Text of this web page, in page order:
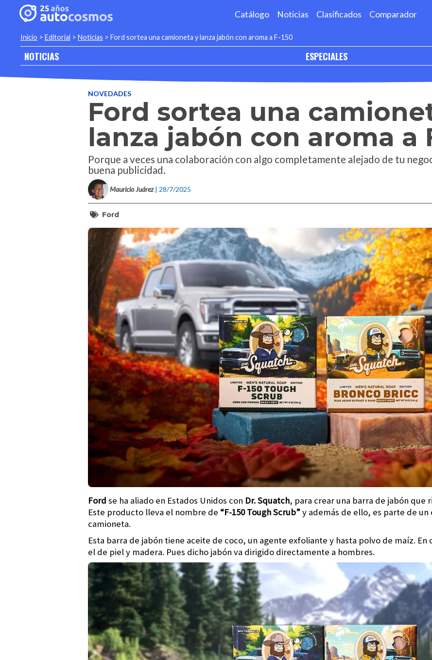
Catálogo Noticias Clasificados Comparador
Inicio > Editorial > Noticias > Ford sortea una camioneta y lanza jabón con aroma a F-150
NOTICIAS ESPECIALES
NOVEDADES
Ford sortea una
lanza jabón con aroma a
Porque a veces una colaboración con algo completamente alejado de tu
buena publicidad.
Mauricio Juárez | 28/7/2025
Ford
Ford se ha aliado en Estados Unidos con Dr. Squatch, para crear una barra de jabón que
Este producto lleva el nombre de “F-150 Tough Scrub”y además de ello, es parte de un
camioneta.
Esta barra de jabón tiene aceite de coco, un agente exfoliante y hasta polvo de maíz. En
el de piel y madera. Pues dicho jabón va dirigido directamente a hombres.